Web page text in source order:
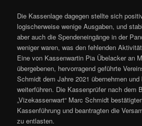
Die Kassenlage dagegen stellte sich
logischerweise wenige Ausgaben, und
aber auch die Spendeneingänge in der
weniger waren, was den fehlenden
Eine von Kassenwartin Pia Übelacker an
übergebenen, hervorragend geführte
Schmidt dem Jahre 2021 übernehmen
weiterführen. Die Kassenprüfer nach dem
„Vizekassenwart“ Marc Schmidt
Kassenführung und beantragten die
zu entlasten.